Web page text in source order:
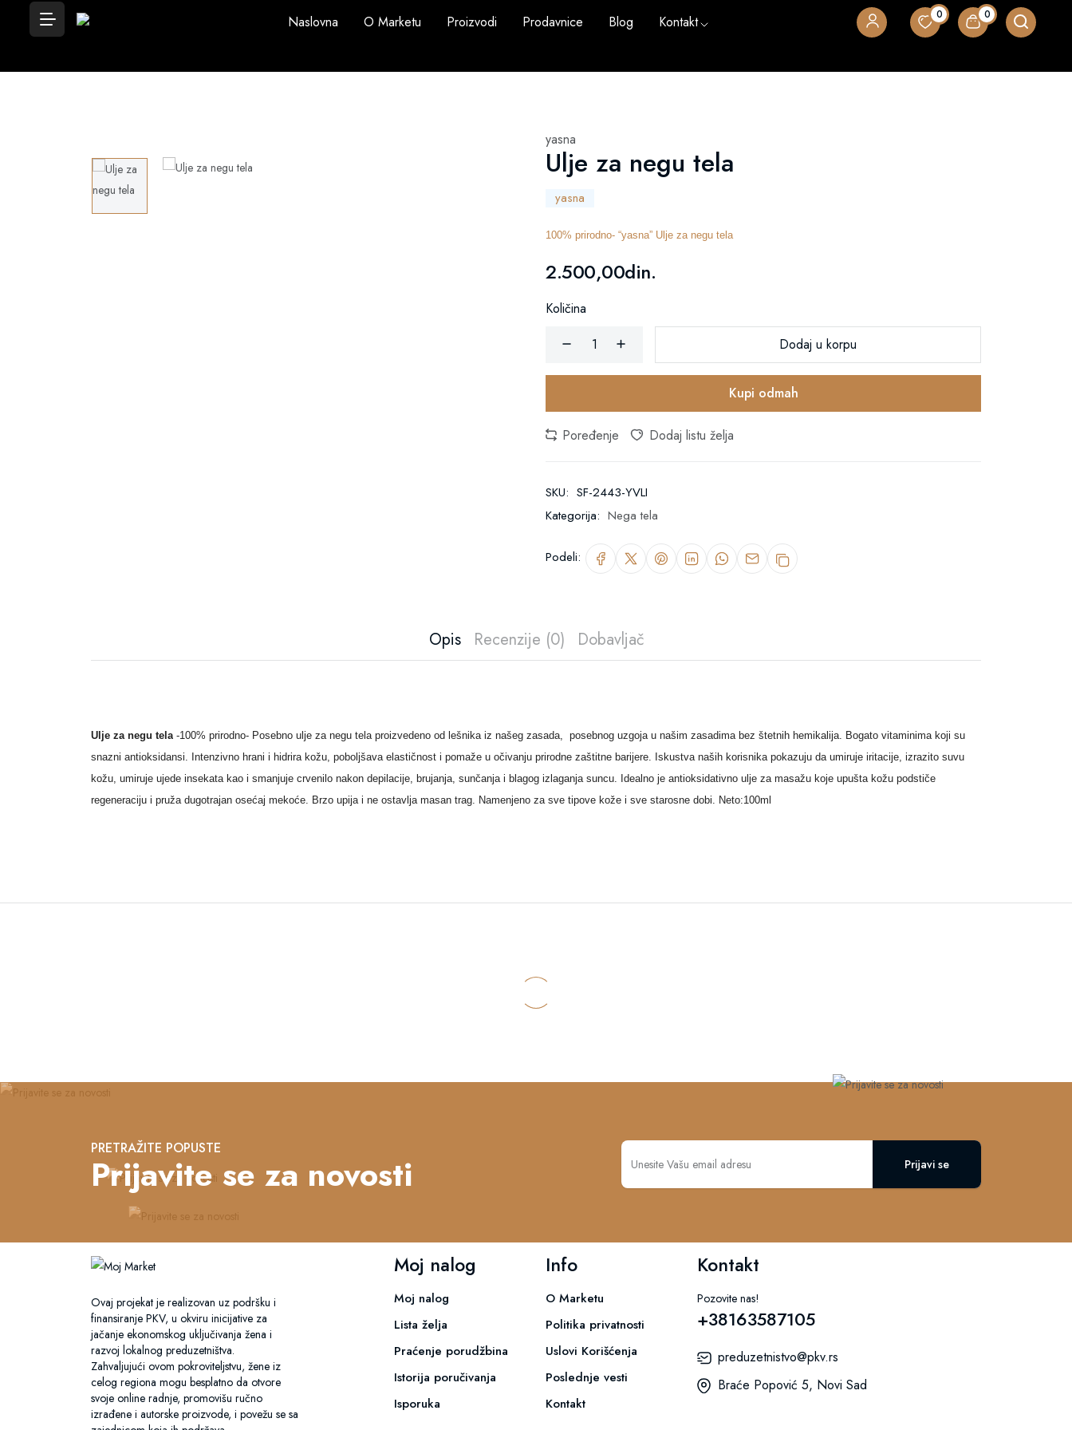
Naslovna O Marketu Proizvodi Prodavnice Blog Kontakt 0 0
yasna
Ulje za negu tela
yasna
100% prirodno- “yasna” Ulje za negu tela
2.500,00din.
Količina
Dodaj u korpu
Kupi odmah
Poređenje Dodaj listu želja
SKU: SF-2443-YVLI
Kategorija: Nega tela
Podeli:
Opis Recenzije (0) Dobavljač
Ulje za negu tela -100% prirodno- Posebno ulje za negu tela proizvedeno od lešnika iz našeg zasada, posebnog uzgoja u našim zasadima bez štetnih hemikalija. Bogato vitaminima koji su
snazni antioksidansi. Intenzivno hrani i hidrira kožu, poboljšava elastičnost i pomaže u očivanju prirodne zaštitne barijere. Iskustva naših korisnika pokazuju da umiruje iritacije, izrazito suvu
kožu, umiruje ujede insekata kao i smanjuje crvenilo nakon depilacije, brujanja, sunčanja i blagog izlaganja suncu. Idealno je antioksidativno ulje za masažu koje upušta kožu podstiče
regeneraciju i pruža dugotrajan osećaj mekoće. Brzo upija i ne ostavlja masan trag. Namenjeno za sve tipove kože i sve starosne dobi. Neto:100ml
PRETRAŽITE POPUSTE
Prijavite se za novosti Prijavi se
Ovaj projekat je realizovan uz podršku i
finansiranje PKV, u okviru inicijative za
jačanje ekonomskog uključivanja žena i
razvoj lokalnog preduzetništva.
Zahvaljujući ovom pokroviteljstvu, žene iz
celog regiona mogu besplatno da otvore
svoje online radnje, promovišu ručno
izrađene i autorske proizvode, i povežu se sa
Moj nalog
Moj nalog
Lista želja
Praćenje porudžbina
Istorija poručivanja
Isporuka
Info
O Marketu
Politika privatnosti
Uslovi Korišćenja
Poslednje vesti
Kontakt
Kontakt
Pozovite nas!
+38163587105
preduzetnistvo@pkv.rs
Braće Popović 5, Novi Sad